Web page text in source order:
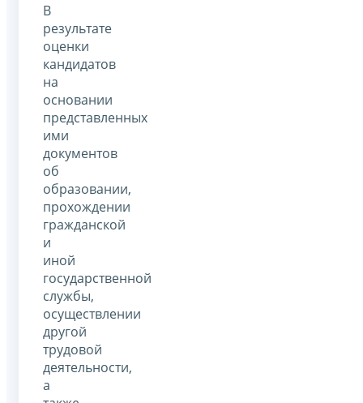
В
результате
оценки
кандидатов
на
основании
представленных
ими
документов
об
образовании,
прохождении
гражданской
и
иной
государственной
службы,
осуществлении
другой
трудовой
деятельности,
а